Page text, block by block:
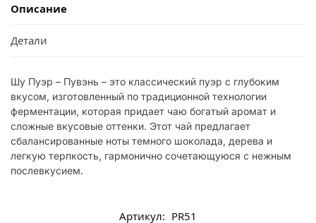
Описание
Детали
Шу Пуэр – Пувэнь – это классический пуэр с глубоким
вкусом, изготовленный по традиционной технологии
ферментации, которая придает чаю богатый аромат и
сложные вкусовые оттенки. Этот чай предлагает
сбалансированные ноты темного шоколада, дерева и
легкую терпкость, гармонично сочетающуюся с нежным
послевкусием.
Артикул: PR51